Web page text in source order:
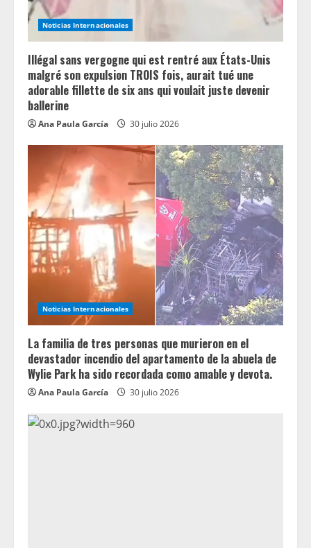
Noticias Internacionales
Illégal sans vergogne qui est rentré aux États-Unis
malgré son expulsion TROIS fois, aurait tué une
adorable fillette de six ans qui voulait juste devenir
ballerine
Ana Paula García 30 julio 2026
Noticias Internacionales
La familia de tres personas que murieron en el
devastador incendio del apartamento de la abuela de
Wylie Park ha sido recordada como amable y devota.
Ana Paula García 30 julio 2026